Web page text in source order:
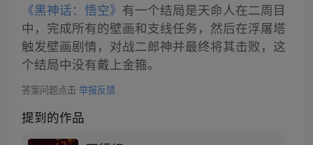
《黑神话：悟空》 有一个结局是天命人在二周目
中，完成所有的壁画和支线任务，然后在浮屠塔
触发壁画剧情，对战二郎神并最终将其击败，这
个结局中没有戴上金箍。
答案问题点击 举报反馈
提到的作品